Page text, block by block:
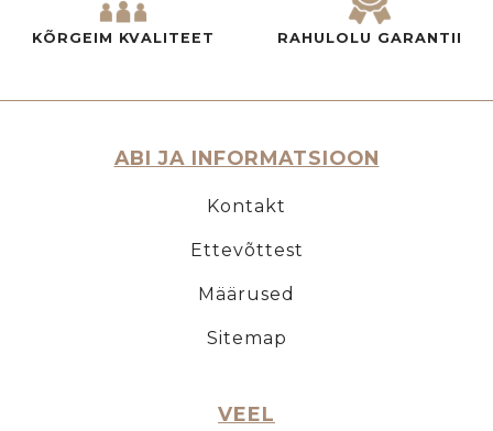
KÕRGEIM KVALITEET RAHULOLU GARANTII
ABI JA INFORMATSIOON
Kontakt
Ettevõttest
Määrused
Sitemap
VEEL